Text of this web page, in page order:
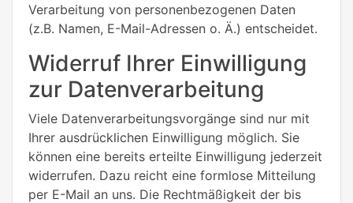
Verarbeitung von personenbezogenen Daten
(z.B. Namen, E-Mail-Adressen o. Ä.) entscheidet.
Widerruf Ihrer Einwilligung
zur Datenverarbeitung
Viele Datenverarbeitungsvorgänge sind nur mit
Ihrer ausdrücklichen Einwilligung möglich. Sie
können eine bereits erteilte Einwilligung jederzeit
widerrufen. Dazu reicht eine formlose Mitteilung
per E-Mail an uns. Die Rechtmäßigkeit der bis